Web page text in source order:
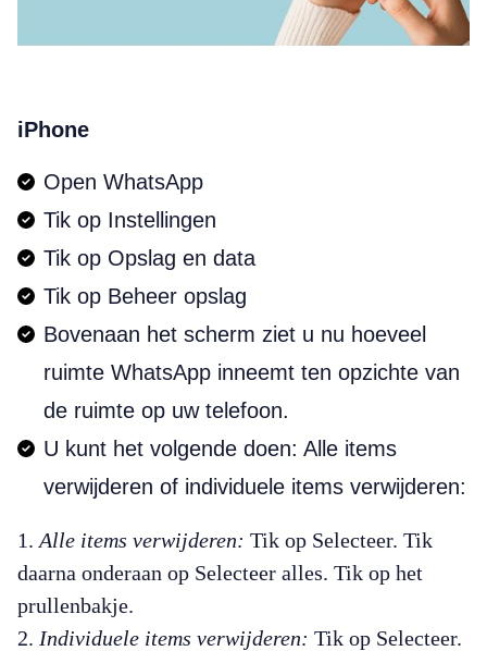
iPhone
Open WhatsApp
Tik op Instellingen
Tik op Opslag en data
Tik op Beheer opslag
Bovenaan het scherm ziet u nu hoeveel
ruimte WhatsApp inneemt ten opzichte van
de ruimte op uw telefoon.
U kunt het volgende doen: Alle items
verwijderen of individuele items verwijderen:
Alle items verwijderen: Tik op Selecteer. Tik
daarna onderaan op Selecteer alles. Tik op het
prullenbakje.
Individuele items verwijderen: Tik op Selecteer.